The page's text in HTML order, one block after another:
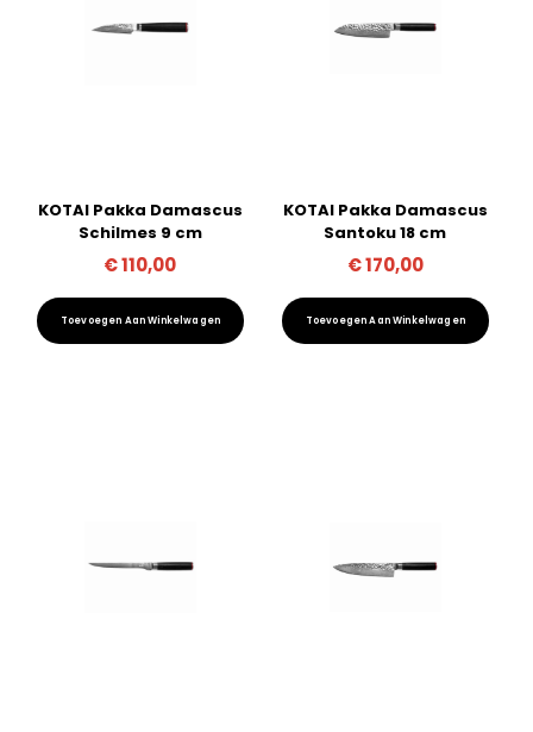
KOTAI Pakka Damascus
Schilmes 9 cm
€110,00
Toevoegen Aan Winkelwagen
KOTAI Pakka Damascus
Santoku 18 cm
€170,00
Toevoegen Aan Winkelwagen